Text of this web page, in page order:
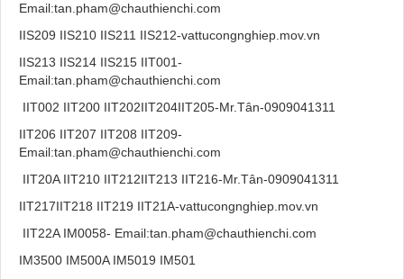
Email:tan.pham@chauthienchi.com
IIS209 IIS210 IIS211 IIS212-vattucongnghiep.mov.vn
IIS213 IIS214 IIS215 IIT001-
Email:tan.pham@chauthienchi.com
IIT002 IIT200 IIT202IIT204IIT205-Mr.Tân-0909041311
IIT206 IIT207 IIT208 IIT209-
Email:tan.pham@chauthienchi.com
IIT20A IIT210 IIT212IIT213 IIT216-Mr.Tân-0909041311
IIT217IIT218 IIT219 IIT21A-vattucongnghiep.mov.vn
IIT22A IM0058- Email:tan.pham@chauthienchi.com
IM3500 IM500A IM5019 IM501